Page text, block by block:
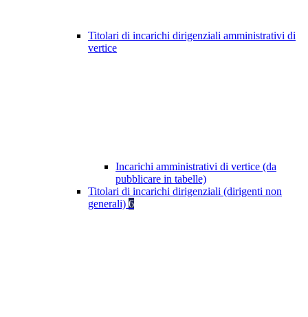
Titolari di incarichi dirigenziali amministrativi di
vertice
Incarichi amministrativi di vertice (da
pubblicare in tabelle)
Titolari di incarichi dirigenziali (dirigenti non
generali) 6